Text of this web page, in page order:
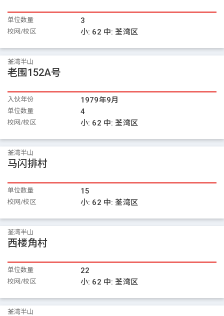
单位数量 3
校网/校区 小: 62 中: 荃湾区
荃湾半山
老围152A号
入伙年份 1979年9月
单位数量 4
校网/校区 小: 62 中: 荃湾区
荃湾半山
马闪排村
单位数量 15
校网/校区 小: 62 中: 荃湾区
荃湾半山
西楼角村
单位数量 22
校网/校区 小: 62 中: 荃湾区
荃湾半山